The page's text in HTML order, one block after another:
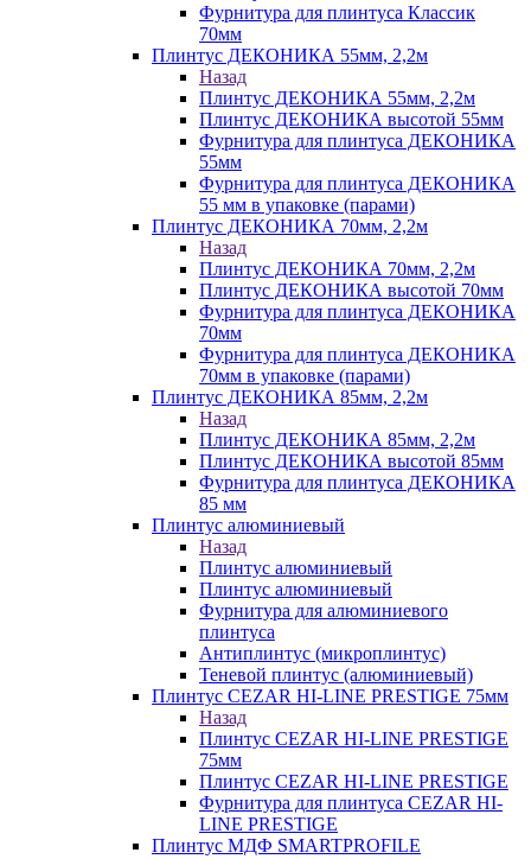
Фурнитура для плинтуса Классик
70мм
Плинтус ДЕКОНИКА 55мм, 2,2м
Назад
Плинтус ДЕКОНИКА 55мм, 2,2м
Плинтус ДЕКОНИКА высотой 55мм
Фурнитура для плинтуса ДЕКОНИКА
55мм
Фурнитура для плинтуса ДЕКОНИКА
55 мм в упаковке (парами)
Плинтус ДЕКОНИКА 70мм, 2,2м
Назад
Плинтус ДЕКОНИКА 70мм, 2,2м
Плинтус ДЕКОНИКА высотой 70мм
Фурнитура для плинтуса ДЕКОНИКА
70мм
Фурнитура для плинтуса ДЕКОНИКА
70мм в упаковке (парами)
Плинтус ДЕКОНИКА 85мм, 2,2м
Назад
Плинтус ДЕКОНИКА 85мм, 2,2м
Плинтус ДЕКОНИКА высотой 85мм
Фурнитура для плинтуса ДЕКОНИКА
85 мм
Плинтус алюминиевый
Назад
Плинтус алюминиевый
Плинтус алюминиевый
Фурнитура для алюминиевого
плинтуса
Антиплинтус (микроплинтус)
Теневой плинтус (алюминиевый)
Плинтус CEZAR HI-LINE PRESTIGE 75мм
Назад
Плинтус CEZAR HI-LINE PRESTIGE
75мм
Плинтус CEZAR HI-LINE PRESTIGE
Фурнитура для плинтуса CEZAR HI-
LINE PRESTIGE
Плинтус МДФ SMARTPROFILE